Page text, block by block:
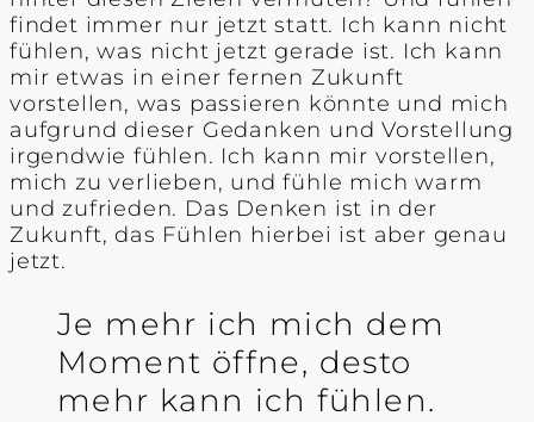
findet immer nur jetzt statt. Ich kann nicht
fühlen, was nicht jetzt gerade ist. Ich kann
mir etwas in einer fernen Zukunft
vorstellen, was passieren könnte und mich
aufgrund dieser Gedanken und Vorstellung
irgendwie fühlen. Ich kann mir vorstellen,
mich zu verlieben, und fühle mich warm
und zufrieden. Das Denken ist in der
Zukunft, das Fühlen hierbei ist aber genau
jetzt.
Je mehr ich mich dem
Moment öffne, desto
mehr kann ich fühlen.